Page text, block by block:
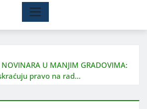
U MANJIM GRADOVIMA:
pravo na rad…